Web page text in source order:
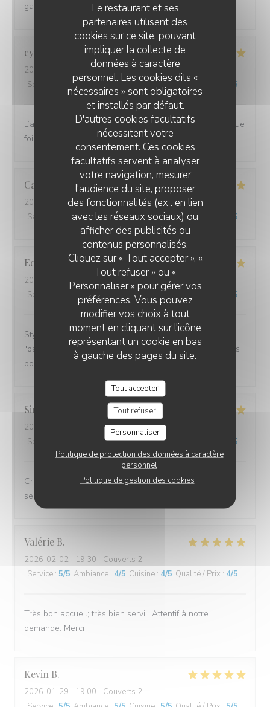
Le restaurant et ses
partenaires utilisent des
cookies sur ce site, pouvant
impliquer la collecte de
données à caractère
personnel. Les cookies dits «
nécessaires » sont obligatoires
et installés par défaut.
D'autres cookies facultatifs
nécessitent votre
consentement. Ces cookies
facultatifs servent à analyser
votre navigation, mesurer
l'audience du site, proposer
des fonctionnalités (ex : en lien
avec les réseaux sociaux) ou
afficher des publicités ou
contenus personnalisés.
Cliquez sur « Tout accepter », «
Tout refuser » ou «
Personnaliser » pour gérer vos
préférences. Vous pouvez
modifier vos choix à tout
moment en cliquant sur l'icône
représentant un cookie en bas
à gauche des pages du site.
Tout accepter
Tout refuser
Personnaliser
Politique de protection des données à caractère
personnel
Politique de gestion des cookies
galettes
cyrille
2026-02-11
- 19:30 - Couverts 3
Service
Ambiance: 5 /5 Cuisine: 5/5 Qualité / Prix /5
L’accueil, le service et le repas délicieux comme à chaque
fois.
Catherine B
2026-02-11- 12:15 - Couverts 2
Service
Ambiance :5/5 Cuisine: 5/5 Qualité / Prix /5
Edwige
2026-02-07
- 19:00 - Couverts 2
Service
Ambiance Cuisine 5 /5
Style breton sympa. Service rapide, les cuistots
"pakistanais" font de très bonnes galettes lol. C'était très
bon. Je recommande.
Simone
2026-02-07
- 19:00 - Couverts 2
Service
Ambiance:5/5 Cuisine:5/5 /5
Crêpes succulentes et bien garnies, comme toujours;
service efficace et très aimable. Merci!
Valérie B
2026-02-02 - 19:30 - Couverts 2
Service : 5/5 Ambiance : 4/5 Cuisine : 4/5 Qualité / Prix : 4/5
Très bon accueil; très bien servi . Attentif à notre
demande. Merci
Kevin B
2026-01-29 - 19:00 - Couverts 2